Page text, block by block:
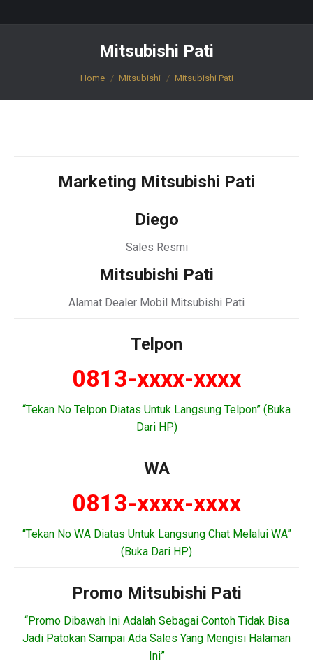
Mitsubishi Pati
You are here:
Home Mitsubishi Mitsubishi Pati
Marketing Mitsubishi Pati
Diego
Sales Resmi
Mitsubishi Pati
Alamat Dealer Mobil Mitsubishi Pati
Telpon
0813-xxxx-xxxx
“Tekan No Telpon Diatas Untuk Langsung Telpon” (Buka
Dari HP)
WA
0813-xxxx-xxxx
“Tekan No WA Diatas Untuk Langsung Chat Melalui WA”
(Buka Dari HP)
Promo Mitsubishi Pati
“Promo Dibawah Ini Adalah Sebagai Contoh Tidak Bisa
Jadi Patokan Sampai Ada Sales Yang Mengisi Halaman
Ini”